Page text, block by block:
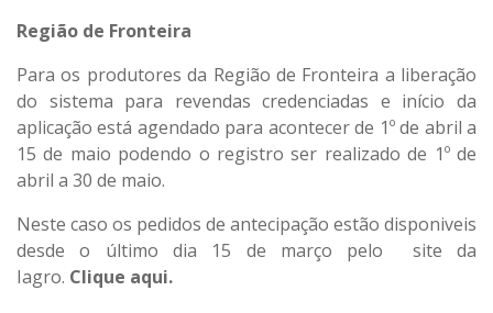
Região de Fronteira
Para os produtores da Região de Fronteira a liberação
do sistema para revendas credenciadas e início da
aplicação está agendado para acontecer de 1º de abril a
15 de maio podendo o registro ser realizado de 1º de
abril a 30 de maio.
Neste caso os pedidos de antecipação estão disponiveis
desde o último dia 15 de março pelo site da
Iagro. Clique aqui.